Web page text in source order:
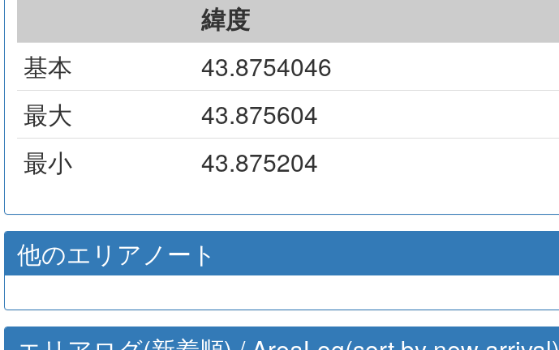
緯度
基本
43.8754046
最大
43.875604
最小
43.875204
他のエリアノート